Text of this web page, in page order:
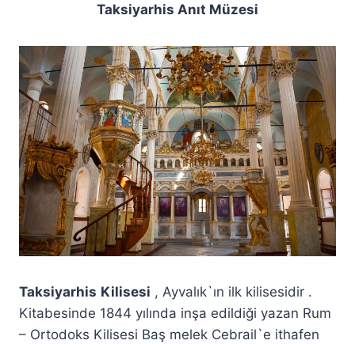
Taksiyarhis Anıt Müzesi
Taksiyarhis Kilisesi , Ayvalık`ın ilk kilisesidir .
Kitabesinde 1844 yılında inşa edildiği yazan Rum
– Ortodoks Kilisesi Baş melek Cebrail`e ithafen